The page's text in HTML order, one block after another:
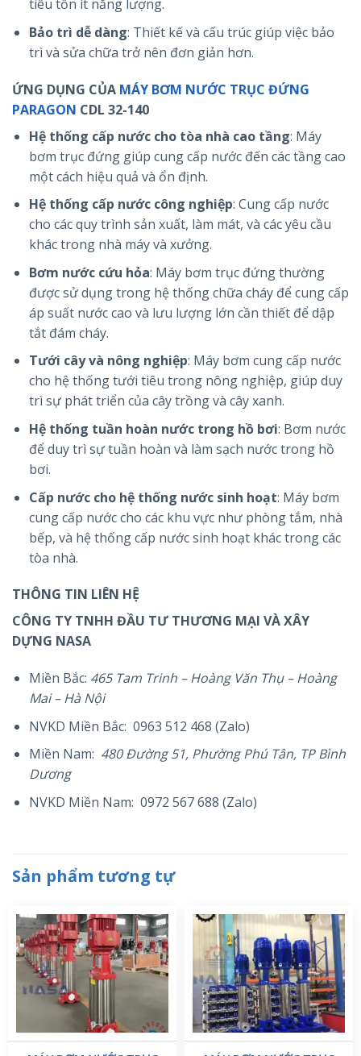
tiêu tốn ít năng lượng.
Bảo trì dễ dàng: Thiết kế và cấu trúc giúp việc bảo
trì và sửa chữa trở nên đơn giản hơn.
ỨNG DỤNG CỦA MÁY BƠM NƯỚC TRỤC ĐỨNG
PARAGON CDL 32-140
Hệ thống cấp nước cho tòa nhà cao tầng: Máy
bơm trục đứng giúp cung cấp nước đến các tầng cao
một cách hiệu quả và ổn định.
Hệ thống cấp nước công nghiệp: Cung cấp nước
cho các quy trình sản xuất, làm mát, và các yêu cầu
khác trong nhà máy và xưởng.
Bơm nước cứu hỏa: Máy bơm trục đứng thường
được sử dụng trong hệ thống chữa cháy để cung cấp
áp suất nước cao và lưu lượng lớn cần thiết để dập
tắt đám cháy.
Tưới cây và nông nghiệp: Máy bơm cung cấp nước
cho hệ thống tưới tiêu trong nông nghiệp, giúp duy
trì sự phát triển của cây trồng và cây xanh.
Hệ thống tuần hoàn nước trong hồ bơi: Bơm nước
để duy trì sự tuần hoàn và làm sạch nước trong hồ
bơi.
Cấp nước cho hệ thống nước sinh hoạt: Máy bơm
cung cấp nước cho các khu vực như phòng tắm, nhà
bếp, và hệ thống cấp nước sinh hoạt khác trong các
tòa nhà.
THÔNG TIN LIÊN HỆ
CÔNG TY TNHH ĐẦU TƯ THƯƠNG MẠI VÀ XÂY
DỰNG NASA
Miền Bắc: 465 Tam Trinh – Hoàng Văn Thụ – Hoàng
Mai – Hà Nội
NVKD Miền Bắc: 0963 512 468 (Zalo)
Miền Nam: 480 Đường 51, Phường Phú Tân, TP Bình
Dương
NVKD Miền Nam: 0972 567 688 (Zalo)
Sản phẩm tương tự